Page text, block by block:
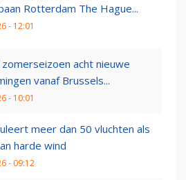
Rotterdam The Hague...
- 12:01
acht nieuwe
vanaf Brussels...
- 10:01
meer dan 50 vluchten als
harde wind
- 09:12